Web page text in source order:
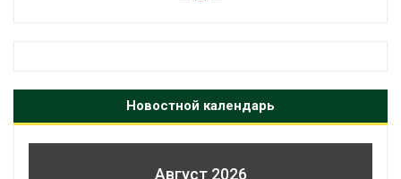
Новостной календарь
Август 2026